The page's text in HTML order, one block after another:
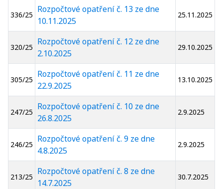
336/25
Rozpočtové opatření č. 13 ze dne
10.11.2025
25.11.2025
320/25
Rozpočtové opatření č. 12 ze dne
2.10.2025
29.10.2025
305/25
Rozpočtové opatření č. 11 ze dne
22.9.2025
13.10.2025
247/25
Rozpočtové opatření č. 10 ze dne
26.8.2025
2.9.2025
246/25
Rozpočtové opatření č. 9 ze dne
4.8.2025
2.9.2025
213/25
Rozpočtové opatření č. 8 ze dne
14.7.2025
30.7.2025